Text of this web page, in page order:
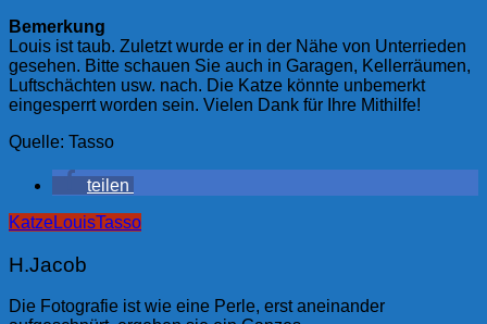
Bemerkung
Louis ist taub. Zuletzt wurde er in der Nähe von Unterrieden
gesehen. Bitte schauen Sie auch in Garagen, Kellerräumen,
Luftschächten usw. nach. Die Katze könnte unbemerkt
eingesperrt worden sein. Vielen Dank für Ihre Mithilfe!
Quelle: Tasso
teilen
KatzeLouisTasso
H.Jacob
Die Fotografie ist wie eine Perle, erst aneinander